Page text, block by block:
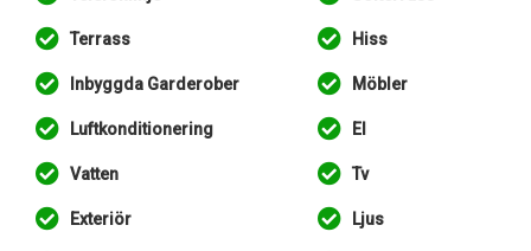
Terrass Hiss
Inbyggda Garderober Möbler
Luftkonditionering El
Vatten Tv
Exteriör Ljus